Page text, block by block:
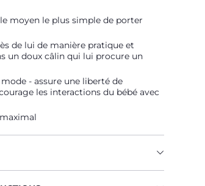
moyen le plus simple de porter
de lui de manière pratique et
un doux câlin qui lui procure un
- assure une liberté de
les interactions du bébé avec